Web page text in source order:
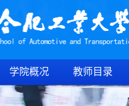
学院概况 教师目录